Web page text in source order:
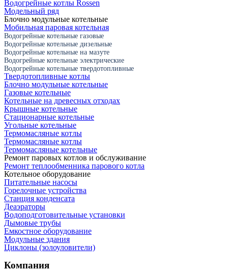
Водогрейные котлы Rossen
Модельный ряд
Блочно модульные котельные
Мобильная паровая котельная
Водогрейные котельные газовые
Водогрейные котельные дизельные
Водогрейные котельные на мазуте
Водогрейные котельные электрические
Водогрейные котельные твердотопливные
Твердотопливные котлы
Блочно модульные котельные
Газовые котельные
Котельные на древесных отходах
Крышные котельные
Стационарные котельные
Угольные котельные
Термомасляные котлы
Термомасляные котлы
Термомасляные котельные
Ремонт паровых котлов и обслуживание
Ремонт теплообменника парового котла
Котельное оборудование
Питательные насосы
Горелочные устройства
Станция конденсата
Деаэраторы
Водоподготовительные установки
Дымовые трубы
Емкостное оборудование
Mодульные здания
Циклоны (золоуловители)
Компания